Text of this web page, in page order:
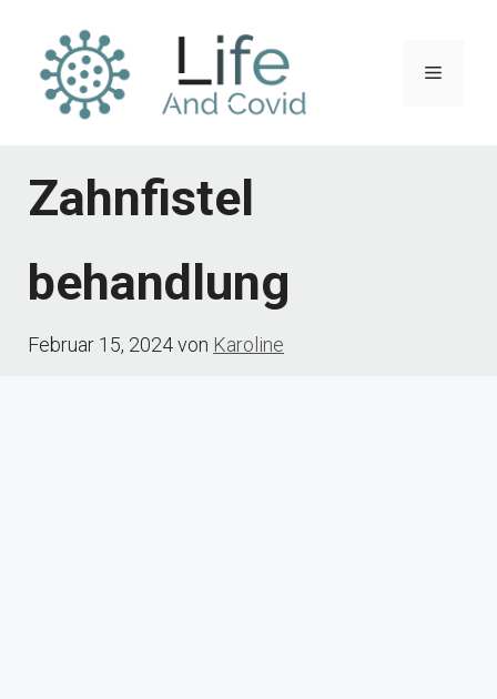
Inhalt
springen
Menü
Zahnfistel
behandlung
Februar 15, 2024von Karoline